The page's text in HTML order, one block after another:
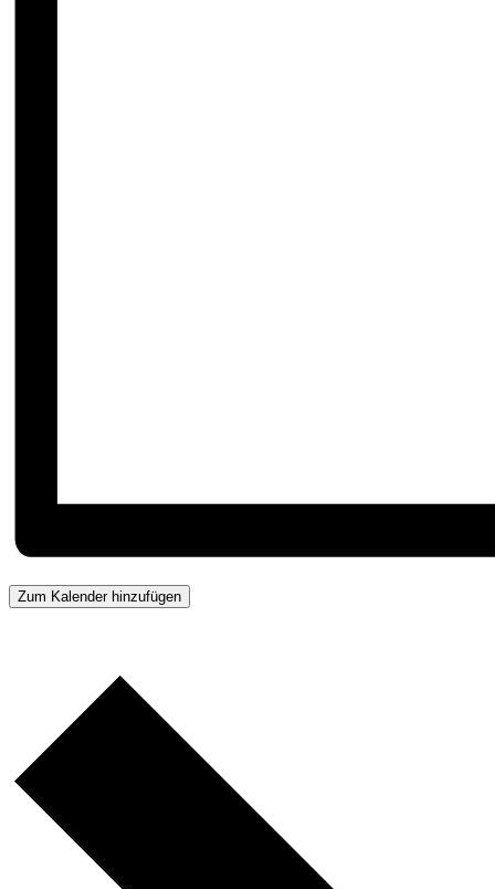
Zum Kalender hinzufügen